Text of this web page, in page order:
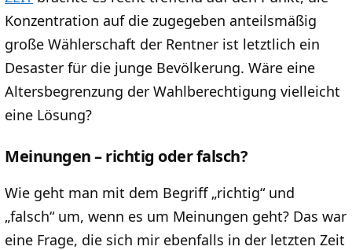
Konzentration auf die zugegeben anteilsmäßig
große Wählerschaft der Rentner ist letztlich ein
Desaster für die junge Bevölkerung. Wäre eine
Altersbegrenzung der Wahlberechtigung vielleicht
eine Lösung?
Meinungen – richtig oder falsch?
Wie geht man mit dem Begriff „richtig“ und
„falsch“ um, wenn es um Meinungen geht? Das war
eine Frage, die sich mir ebenfalls in der letzten Zeit